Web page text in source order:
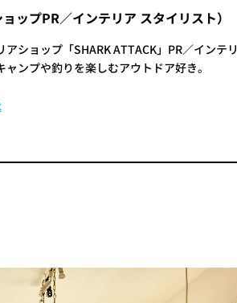
ップPR／インテリア スタイリスト）
ショップ「SHARK ATTACK」PR／インテリ
ンプや釣りを楽しむアウトドア好き。